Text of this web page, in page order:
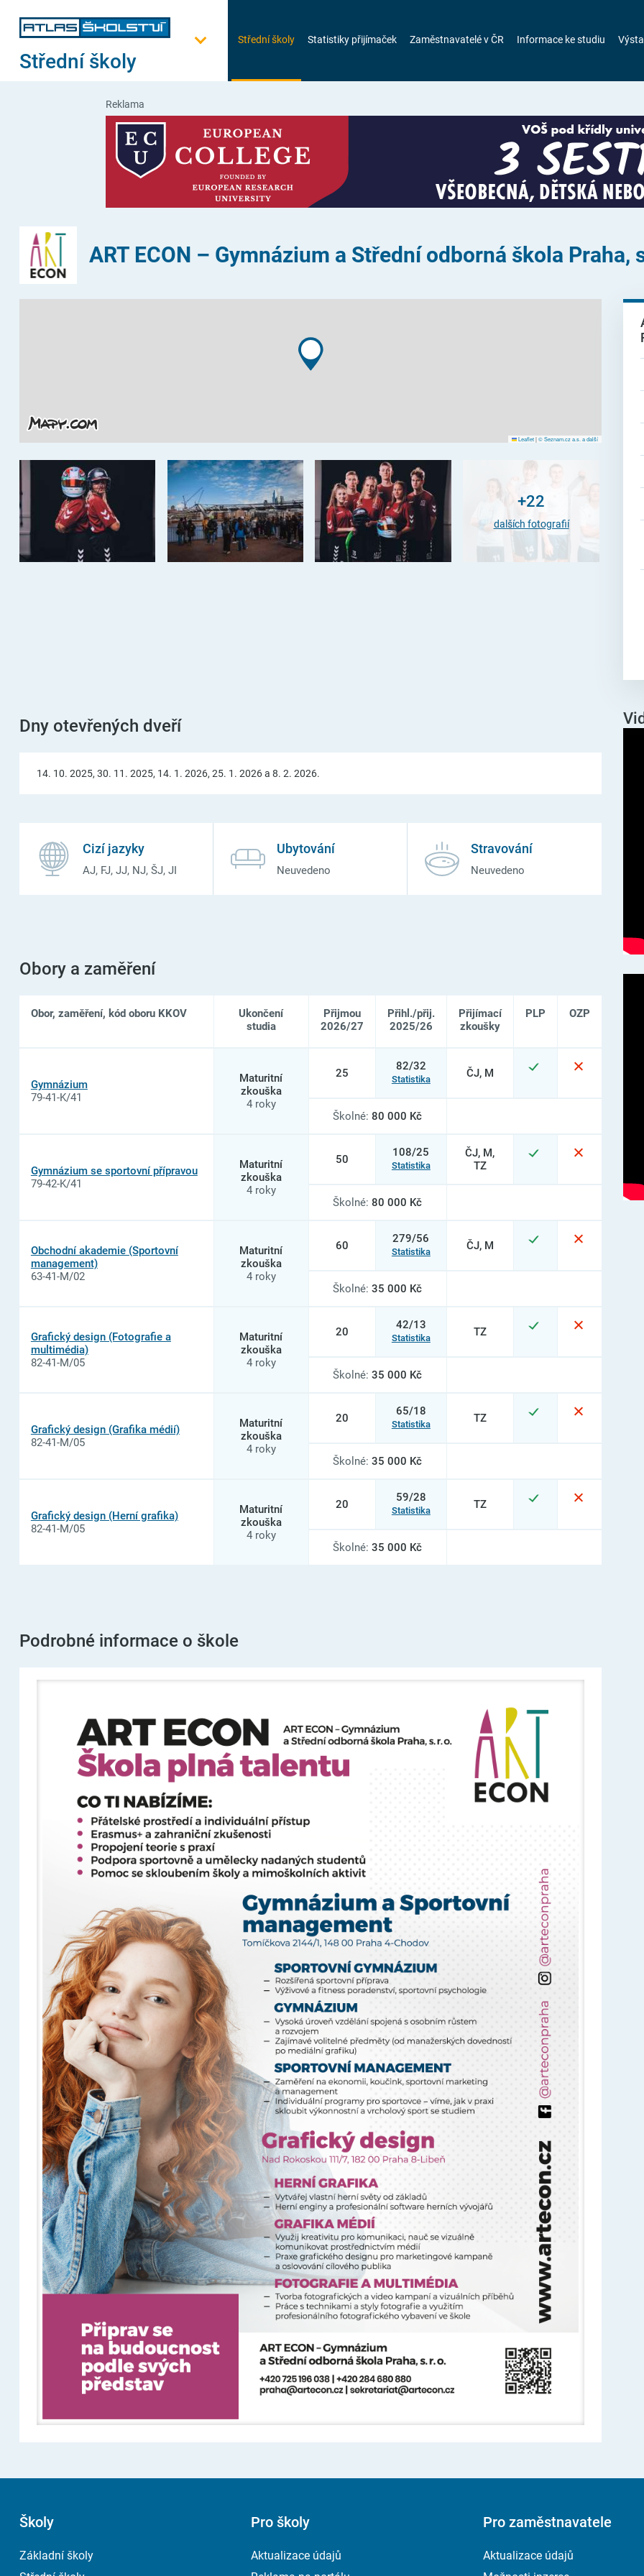
Střední školy
Střední školy Statistiky přijímaček Zaměstnavatelé v ČR Informace ke studiu
Reklama
ART ECON – Gymnázium a Střední odborná škola Praha,
Leaflet|© Seznam.cz a.s. a další
+22
dalších fotografií
Dny otevřených dveří
14. 10. 2025, 30. 11. 2025, 14. 1. 2026, 25. 1. 2026 a 8. 2. 2026.
Cizí jazyky
AJ, FJ, JJ, NJ, ŠJ, JI
Ubytování
Neuvedeno
Stravování
Neuvedeno
Obory a zaměření
studia
Střední
odborná
Obor, zaměření, kód oboru KKOV
Ukončení
studia
Přijmou
2026/27
Přihl./přij.
2025/26
Přijímací
zkoušky
PLP OZP
Gymnázium
79-41-K/41
Maturitní
zkouška
4 roky
25
82/32
Statistika ČJ, M
Školné:80 000 Kč
Gymnázium se sportovní přípravou
79-42-K/41
Maturitní
zkouška
4 roky
50
108/25
Statistika
ČJ, M,
TZ
Školné:80 000 Kč
Obchodní akademie (Sportovní
management)
63-41-M/02
Maturitní
zkouška
4 roky
60
279/56
Statistika ČJ, M
Školné:35 000 Kč
Grafický design (Fotografie a
multimédia)
82-41-M/05
Maturitní
zkouška
4 roky
20
42/13
Statistika TZ
Školné:35 000 Kč
Grafický design (Grafika médií)
82-41-M/05
Maturitní
zkouška
4 roky
20
65/18
Statistika TZ
Školné:35 000 Kč
Grafický design (Herní grafika)
82-41-M/05
Maturitní
zkouška
4 roky
20
59/28
Statistika TZ
Školné:35 000 Kč
Podrobné informace o škole
Školy
Základní školy
Pro školy
Aktualizace údajů
Pro zaměstnavatele
Aktualizace údajů